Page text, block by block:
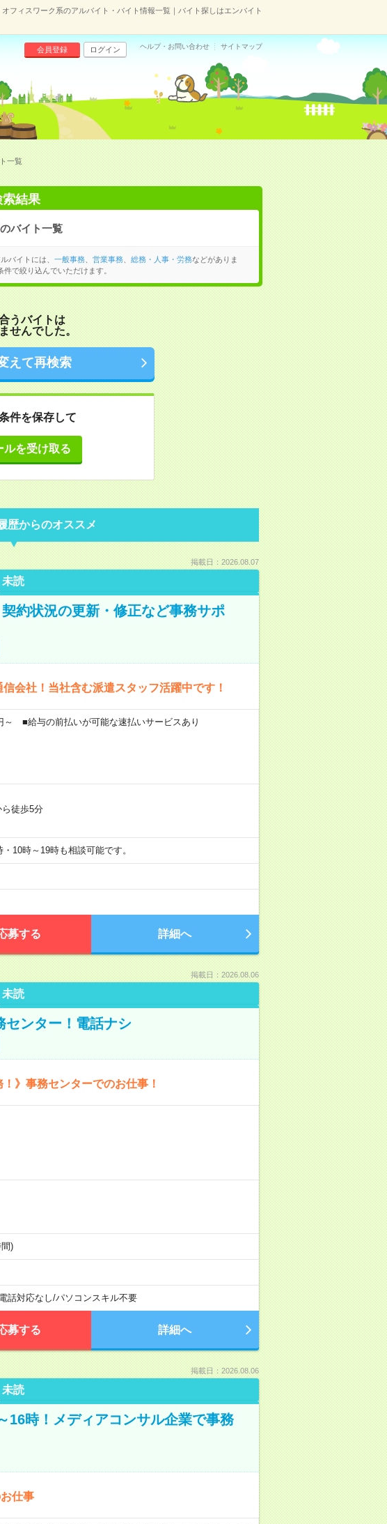
フィスワーク系のアルバイト・バイト情報一覧｜バイト探しはエンバイト
会員登録 ログイン ヘルプ・お問い合わせ サイトマップ
一覧
索結果
のバイト一覧
バイトには、 一般事務、 営業事務、 総務・人事・労務などがありま
で絞り込んでいただけます。
うバイトは
せんでした。
えて再検索
件を保存して
ルを受け取る
歴からのオススメ
掲載日：2026.08.07
未読
約状況の更新・修正など事務サポ
会社！当社含む派遣スタッフ活躍中です！
■給与の前払いが可能な速払いサービスあり
徒歩5分
10時～19時も相談可能です。
募する 詳細へ
掲載日：2026.08.06
未読
センター！電話ナシ
》事務センターでのお仕事！
)
話対応なし/パソコンスキル不要
募する 詳細へ
掲載日：2026.08.06
未読
16時！メディアコンサル企業で事務
仕事